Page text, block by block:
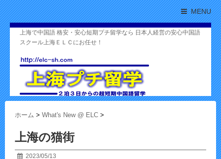
MENU
上海で中国語 格安・安心短期プチ留学なら 日本人経営の安心中国語
スクール上海ＥＬＣにお任せ！
ホーム > What's New @ ELC >
上海の猫街
2023/05/13